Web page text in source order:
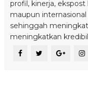
profil, kinerja, ekspost
maupun
sehinggah
meningkatkan